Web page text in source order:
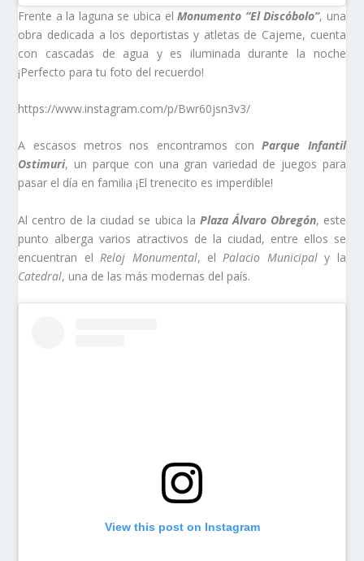
Frente a la laguna se ubica elMonumento “El Discóbolo”, una
obra dedicada a los deportistas y atletas de Cajeme, cuenta
con cascadas de agua y es iluminada durante la noche
¡Perfecto para tu foto del recuerdo!
https://www.instagram.com/p/Bwr60jsn3v3/
A escasos metros nos encontramos conParque Infantil
Ostimuri, un parque con una gran variedad de juegos para
pasar el día en familia ¡El trenecito es imperdible!
Al centro de la ciudad se ubica la Plaza Álvaro Obregón, este
punto alberga varios atractivos de la ciudad, entre ellos se
encuentran el Reloj Monumental, el Palacio Municipaly la
Catedral, una de las más modernas del país.
View this post on Instagram